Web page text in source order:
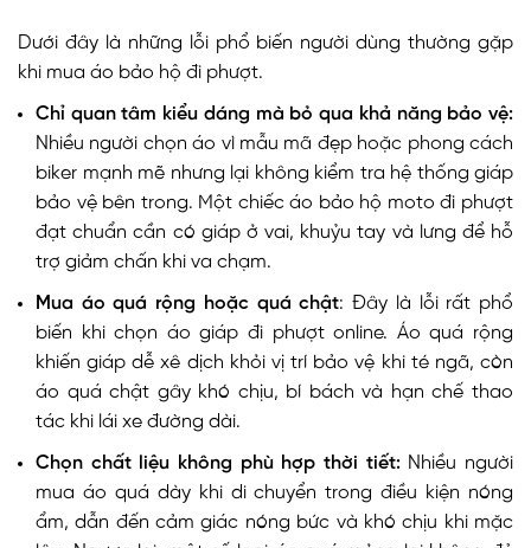
Dưới đây là những lỗi phổ biến người dùng thường gặp
khi mua áo bảo hộ đi phượt.
Chỉ quan tâm kiểu dáng mà bỏ qua khả năng bảo vệ:
Nhiều người chọn áo vì mẫu mã đẹp hoặc phong cách
biker mạnh mẽ nhưng lại không kiểm tra hệ thống giáp
bảo vệ bên trong. Một chiếc áo bảo hộ moto đi phượt
đạt chuẩn cần có giáp ở vai, khuỷu tay và lưng để hỗ
trợ giảm chấn khi va chạm.
Mua áo quá rộng hoặc quá chật: Đây là lỗi rất phổ
biến khi chọn áo giáp đi phượt online. Áo quá rộng
khiến giáp dễ xê dịch khỏi vị trí bảo vệ khi té ngã, còn
áo quá chật gây khó chịu, bí bách và hạn chế thao
tác khi lái xe đường dài.
Chọn chất liệu không phù hợp thời tiết:Nhiều người
mua áo quá dày khi di chuyển trong điều kiện nóng
ẩm, dẫn đến cảm giác nóng bức và khó chịu khi mặc